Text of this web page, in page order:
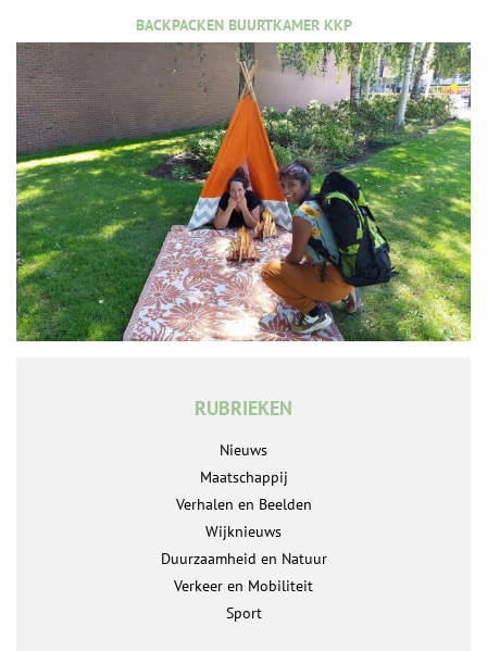
BACKPACKEN BUURTKAMER KKP
RUBRIEKEN
Nieuws
Maatschappij
Verhalen en Beelden
Wijknieuws
Duurzaamheid en Natuur
Verkeer en Mobiliteit
Sport